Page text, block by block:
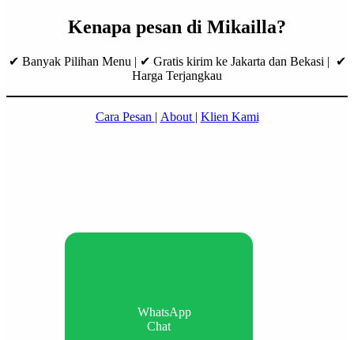
Kenapa pesan di Mikailla?
✔ Banyak Pilihan Menu | ✔ Gratis kirim ke Jakarta dan Bekasi | ✔
Harga Terjangkau
Cara Pesan | About | Klien Kami
WhatsApp
Chat